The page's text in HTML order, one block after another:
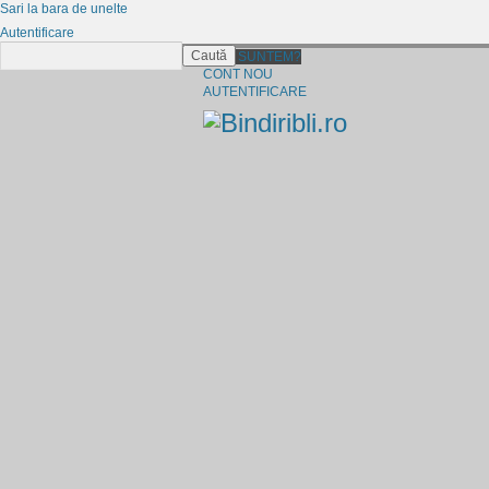
CINE SUNTEM?
CONT NOU
AUTENTIFICARE
Sari la bara de unelte
Autentificare
Caută